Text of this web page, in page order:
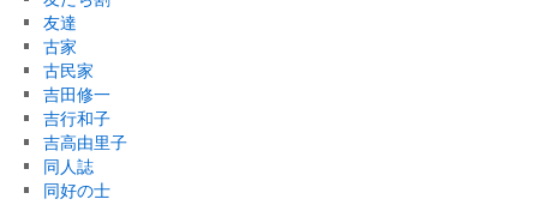
友達
古家
古民家
吉田修一
吉行和子
吉高由里子
同人誌
同好の士